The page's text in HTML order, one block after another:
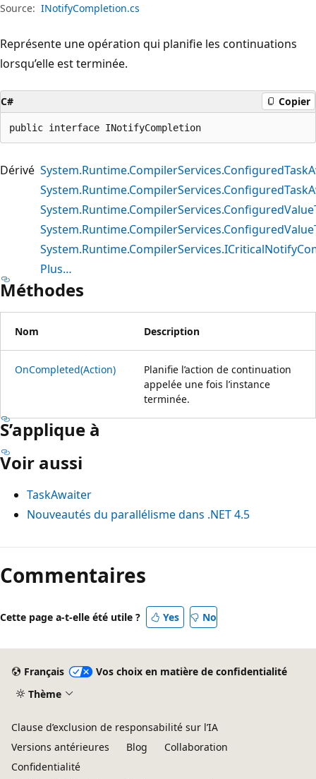
Source: INotifyCompletion.cs
Représente une opération qui planifie les continuations
lorsqu’elle est terminée.
C# Copier
public interface INotifyCompletion
Dérivé
Plus…
Méthodes
Nom Description
OnCompleted(Action)
Planifie l’action de continuation
appelée une fois l’instance
terminée.
S’applique à
Voir aussi
TaskAwaiter
Nouveautés du parallélisme dans .NET 4.5
Mode
lecture
désactivé
Commentaires
Cette page a-t-elle été utile ? Yes No
Français
Vos choix en matière de confidentialité
Thème
Clause d’exclusion de responsabilité sur l’IA
Versions antérieures
Blog
Collaboration
Confidentialité